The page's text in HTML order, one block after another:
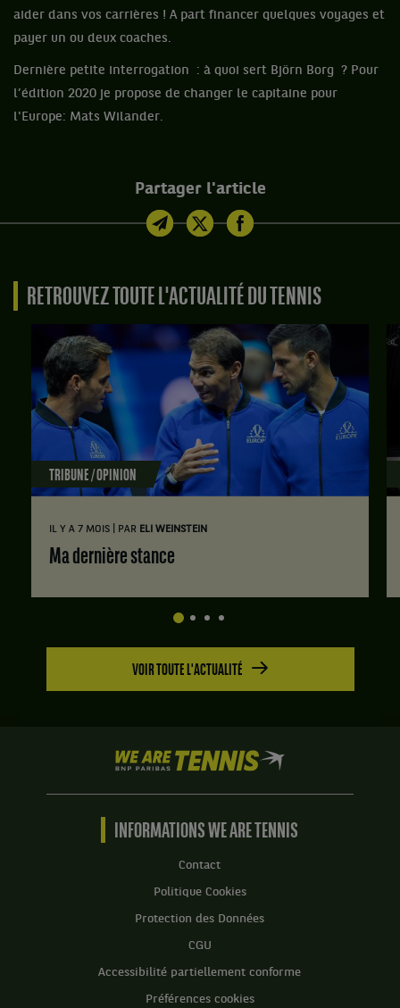
aider dans vos carrières ! A part financer quelques voyages et
payer un ou deux coaches.
Dernière petite interrogation : à quoi sert Björn Borg ? Pour
l’édition 2020 je propose de changer le capitaine pour
l'Europe: Mats Wilander.
Partager l'article
RETROUVEZ TOUTE L'ACTUALITÉ DU TENNIS
TRIBUNE / OPINION
IL Y A 7 MOIS PAR ELI WEINSTEIN
Ma dernière stance
VOIR TOUTE L'ACTUALITÉ
We
are
Tennis
BNP
Accueil
INFORMATIONS WE ARE TENNIS
Contact
Politique Cookies
Protection des Données
CGU
Accessibilité partiellement conforme
Préférences cookies